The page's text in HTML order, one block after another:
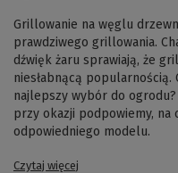
Grillowanie na węglu
prawdziwego grillowania.
dźwięk żaru sprawiają, że
niesłabnącą
najlepszy wybór do
przy okazji podpowiemy,
odpowiedniego modelu.
Czytaj więcej